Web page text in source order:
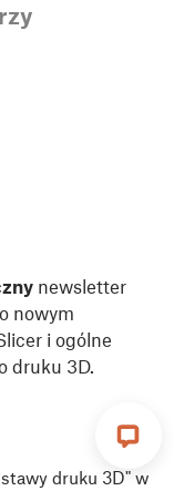
newsletter
nowym
i ogólne
druku 3D.
druku 3D" w